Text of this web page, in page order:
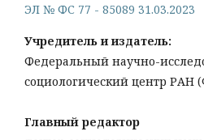
ЭЛ № ФС 77 - 85089 31.03.2023
Учредитель и издатель:
Федеральный научно-
социологический центр
Главный редактор